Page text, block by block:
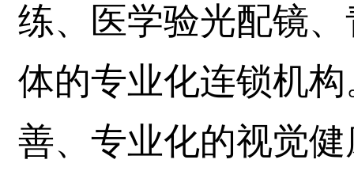
练、医学验光配镜
体的专业化连锁机
善、专业化的视觉